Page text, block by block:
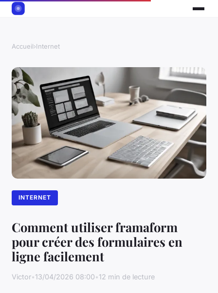
Accueil›Internet
INTERNET
Comment utiliser framaform
pour créer des formulaires en
ligne facilement
Victor•13/04/2026 08:00•12 min de lecture